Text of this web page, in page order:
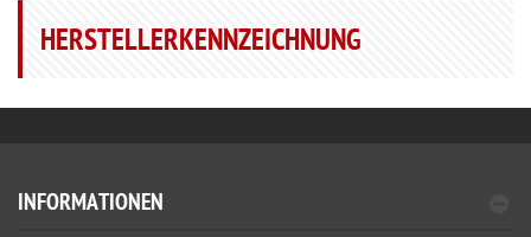
HERSTELLERKENNZEICHNUNG
INFORMATIONEN